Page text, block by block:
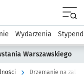
Akademicki
Wydarzenia
Warszawskiego
Drzemanie na